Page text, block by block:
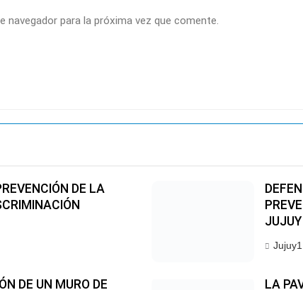
para la próxima vez que comente.
DE LA
JUJUY
Jujuy1
DE UN MURO DE LA